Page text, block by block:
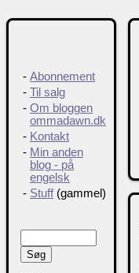
- Abonnement
- Til salg
- Om bloggen
ommadawn.dk
- Kontakt
- Min anden
blog - på
engelsk
- Stuff(gammel)